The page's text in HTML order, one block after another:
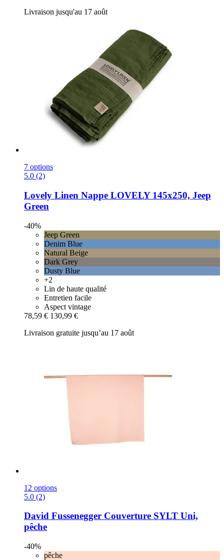
Livraison jusqu'au 17 août
7 options
5.0 (2)
Lovely Linen Nappe LOVELY 145x250, Jeep
Green
-40%
Jeep Green
Denim Blue
Natural Beige
Dark Grey
Dusty Blue
+2
Lin de haute qualité
Entretien facile
Aspect vintage
78,59 € 130,99 €
Livraison gratuite jusqu’au 17 août
12 options
5.0 (2)
David Fussenegger Couverture SYLT Uni,
pêche
-40%
pêche